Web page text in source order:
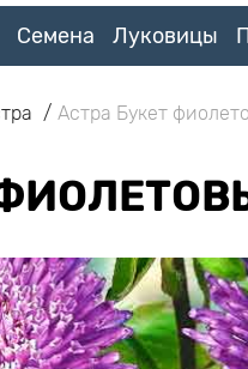
Семена Луковицы
Астра Букет